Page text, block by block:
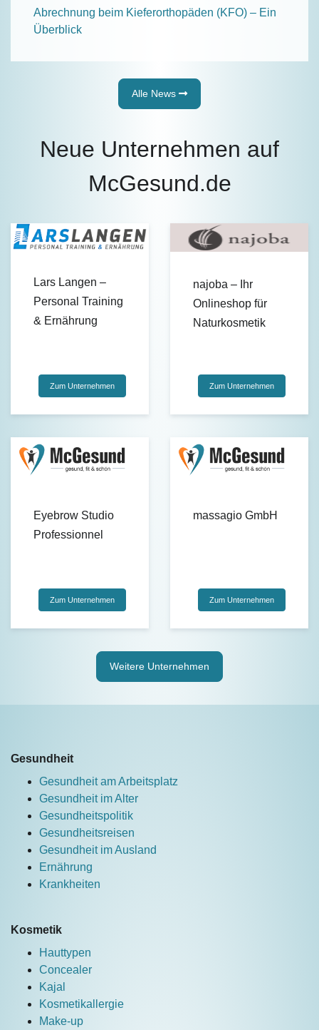
Abrechnung beim Kieferorthopäden (KFO) – Ein
Überblick
Alle News
Neue Unternehmen auf
McGesund.de
Lars Langen –
Personal Training
& Ernährung
Zum Unternehmen
najoba – Ihr
Onlineshop für
Naturkosmetik
Zum Unternehmen
Eyebrow Studio
Professionnel
Zum Unternehmen
massagio GmbH
Zum Unternehmen
Weitere Unternehmen
Gesundheit
Gesundheit am Arbeitsplatz
Gesundheit im Alter
Gesundheitspolitik
Gesundheitsreisen
Gesundheit im Ausland
Ernährung
Krankheiten
Kosmetik
Hauttypen
Concealer
Kajal
Kosmetikallergie
Make-up